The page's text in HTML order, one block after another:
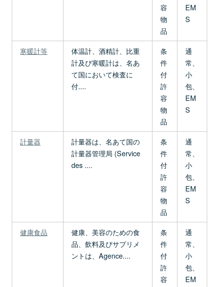
容
物
品
EM
S
寒暖計等
体温計、酒精計、比重
計及び寒暖計は、名あ
て国において検査に
付....
条
件
付
許
容
物
品
通
常、
小
包、
EM
S
計量器
計量器は、名あて国の
計量器管理局 (Service
des ....
条
件
付
許
容
物
品
通
常、
小
包、
EM
S
健康食品
健康、美容のための食
品、飲料及びサプリメ
ントは、Agence....
条
件
付
許
容
通
常、
小
包、
EM